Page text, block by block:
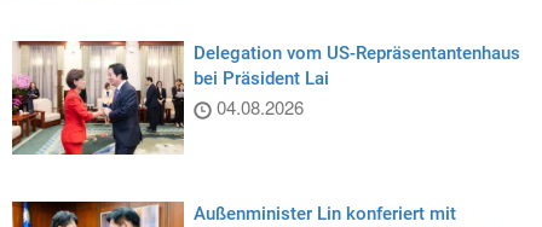
Delegation vom US-Repräsentantenhaus
bei Präsident Lai
04.08.2026
Außenminister Lin konferiert mit